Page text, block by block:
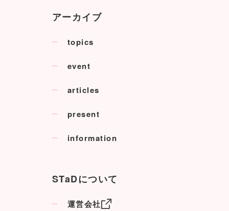
アーカイブ
topics
event
articles
present
information
STaDについて
運営会社